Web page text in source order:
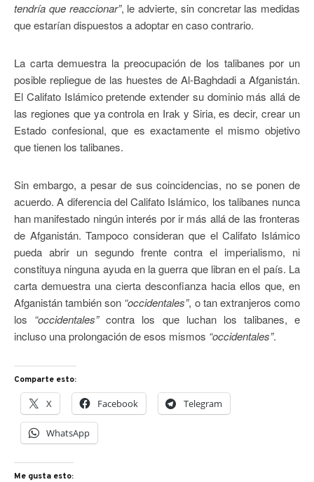
tendría que reaccionar”, le advierte, sin concretar las medidas
que estarían dispuestos a adoptar en caso contrario.
La carta demuestra la preocupación de los talibanes por un
posible repliegue de las huestes de Al-Baghdadi a Afganistán.
El Califato Islámico pretende extender su dominio más allá de
las regiones que ya controla en Irak y Siria, es decir, crear un
Estado confesional, que es exactamente el mismo objetivo
que tienen los talibanes.
Sin embargo, a pesar de sus coincidencias, no se ponen de
acuerdo. A diferencia del Califato Islámico, los talibanes nunca
han manifestado ningún interés por ir más allá de las fronteras
de Afganistán. Tampoco consideran que el Califato Islámico
pueda abrir un segundo frente contra el imperialismo, ni
constituya ninguna ayuda en la guerra que libran en el país. La
carta demuestra una cierta desconfianza hacia ellos que, en
Afganistán también son “occidentales”, o tan extranjeros como
los “occidentales”contra los que luchan los talibanes, e
incluso una prolongación de esos mismos “occidentales”.
Comparte esto:
X Facebook Telegram
WhatsApp
Me gusta esto: